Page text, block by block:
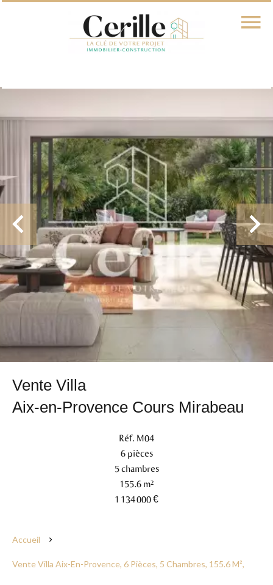
Vente Villa
Aix-en-Provence Cours Mirabeau
Réf. M04
6 pièces
5 chambres
155.6 m²
1 134 000 €
Accueil
Vente Villa Aix-En-Provence, 6 Pièces, 5 Chambres, 155.6 M²,